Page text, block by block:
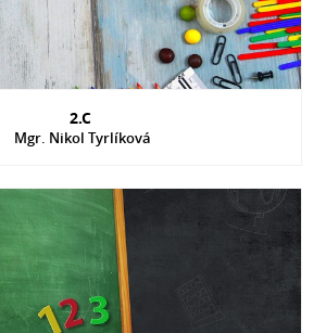
2.C
Mgr. Nikol Tyrlíková